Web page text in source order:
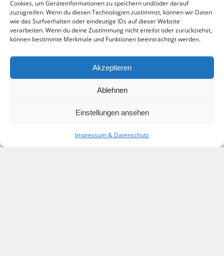
Cookies, um Geräteinformationen zu speichern und/oder darauf
zuzugreifen. Wenn du diesen Technologien zustimmst, können wir Daten
wie das Surfverhalten oder eindeutige IDs auf dieser Website
verarbeiten. Wenn du deine Zustimmung nicht erteilst oder zurückziehst,
können bestimmte Merkmale und Funktionen beeinträchtigt werden.
Akzeptieren
Ablehnen
Einstellungen ansehen
Impressum & Datenschutz
hotels@2x